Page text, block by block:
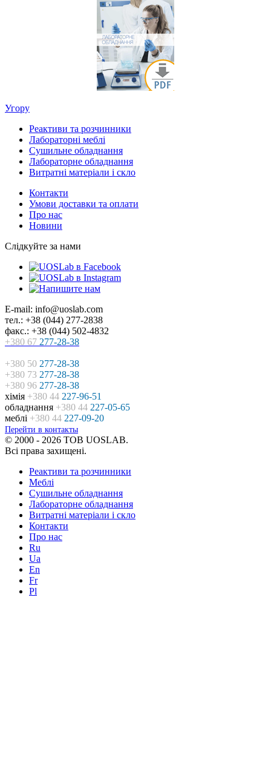
Угору
Реактиви та розчинники
Лабораторні меблі
Сушильне обладнання
Лабораторне обладнання
Витратні матеріали і скло
Контакти
Умови доставки та оплати
Про нас
Новини
Слідкуйте за нами
E-mail: info@uoslab.com
тел.: +38 (044) 277-2838
факс.: +38 (044) 502-4832
+380 67 277-28-38
+380 50 277-28-38
+380 73 277-28-38
+380 96 277-28-38
хімія +380 44 227-96-51
обладнання +380 44 227-05-65
меблі +380 44 227-09-20
Перейти в контакты
© 2000 - 2026 ТОВ UOSLAB.
Всі права захищені.
Реактиви та розчинники
Меблі
Сушильне обладнання
Лабораторне обладнання
Витратні матеріали і скло
Контакти
Про нас
Ru
Ua
En
Fr
Pl